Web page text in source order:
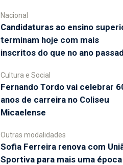
Nacional
Candidaturas ao ensino
terminam hoje com mais
inscritos do que no ano
Cultura e Social
Fernando Tordo vai celebrar
anos de carreira no Coliseu
Micaelense
Outras modalidades
Sofia Ferreira renova com
Sportiva para mais uma época